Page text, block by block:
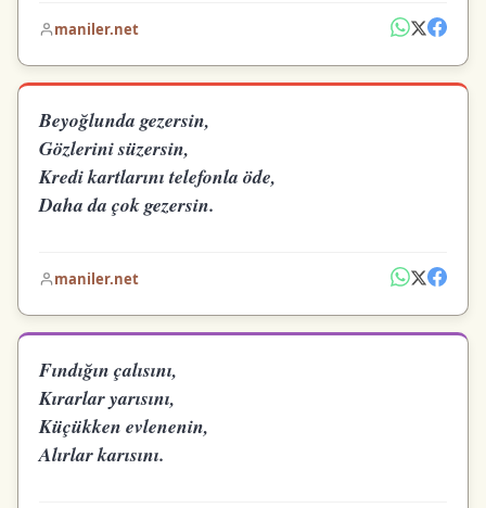
maniler.net
Beyoğlunda gezersin,
Gözlerini süzersin,
Kredi kartlarını telefonla öde,
Daha da çok gezersin.
maniler.net
Fındığın çalısını,
Kırarlar yarısını,
Küçükken evlenenin,
Alırlar karısını.